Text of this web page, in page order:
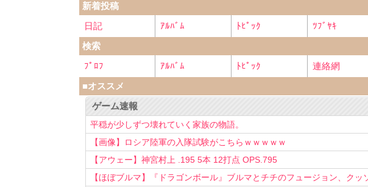
新着投稿
日記
ｱﾙﾊﾞﾑ ﾄﾋﾟｯｸ
ﾂﾌﾞﾔｷ
検索
ﾌﾟﾛﾌ
ｱﾙﾊﾞﾑ ﾄﾋﾟｯｸ
連絡網
■オススメ
ゲーム速報
平穏が少しずつ壊れていく家族の物語。
【画像】ロシア陸軍の入隊試験がこちらｗｗｗｗｗ
【アウェー】神宮村上 .195 5本 12打点 OPS.795
【ほぼブルマ】『ドラゴンボール』ブルマとチチのフュージョン、クッ